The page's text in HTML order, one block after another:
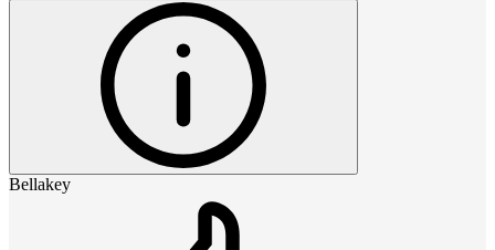
Bellakey